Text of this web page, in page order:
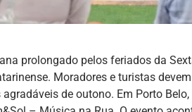
prolongado pelos feriados da
Moradores e turistas
de outono. Em Porto